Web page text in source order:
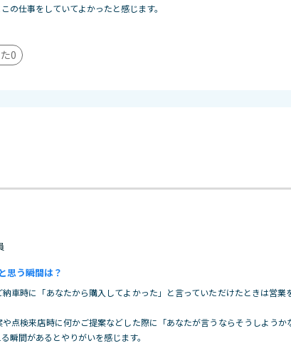
の仕事をしていてよかったと感じます。
0
思う瞬間は？
車時に「あなたから購入してよかった」と言っていただけたときは営
点検来店時に何かご提案などした際に「あなたが言うならそうしよう
瞬間があるとやりがいを感じます。